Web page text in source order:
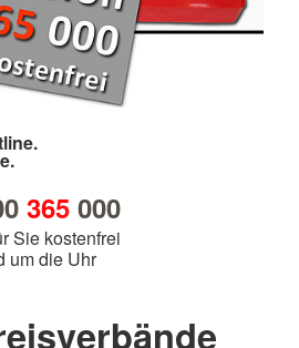
365000
Sie kostenfrei
um die Uhr